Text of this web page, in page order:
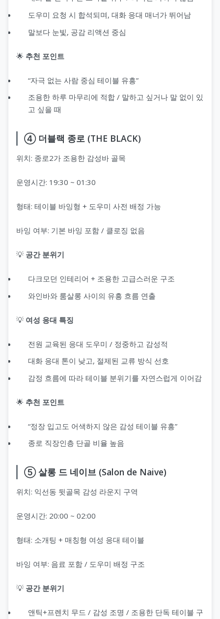
도우미 요청 시 합석되며, 대화 응대 매너가 뛰어남
말보다 눈빛, 공감 리액션 중심
🌟 추천 포인트
“자극 없는 사람 중심 테이블 유흥”
조용한 하루 마무리에 적합 / 말하고 싶거나 말 없이 있
고 싶을 때
④ 더블랙 종로 (THE BLACK)
위치: 종로2가 조용한 감성바 골목
운영시간: 19:30 ~ 01:30
형태: 테이블 바잉형 + 도우미 사전 배정 가능
바잉 여부: 기본 바잉 포함 / 클로징 없음
💡 공간 분위기
다크모던 인테리어 + 조용한 고급스러운 구조
와인바와 룸살롱 사이의 유흥 흐름 연출
💡 여성 응대 특징
전원 교육된 응대 도우미 / 정중하고 감성적
대화 응대 톤이 낮고, 절제된 교류 방식 선호
감정 흐름에 따라 테이블 분위기를 자연스럽게 이어감
🌟 추천 포인트
“정장 입고도 어색하지 않은 감성 테이블 유흥”
종로 직장인층 단골 비율 높음
⑤ 살롱 드 네이브 (Salon de Naive)
위치: 익선동 뒷골목 감성 라운지 구역
운영시간: 20:00 ~ 02:00
형태: 소개팅 + 매칭형 여성 응대 테이블
바잉 여부: 음료 포함 / 도우미 배정 구조
💡 공간 분위기
앤틱+프렌치 무드 / 감성 조명 / 조용한 단독 테이블 구